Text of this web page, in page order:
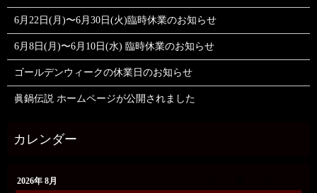
6月22日(月)〜6月30日(火)臨時休業のお知らせ
6月8日(月)〜6月10日(水) 臨時休業のお知らせ
ゴールデンウィークの休業日のお知らせ
眞鍋伝説 ホームページが公開されました
2026年 8月